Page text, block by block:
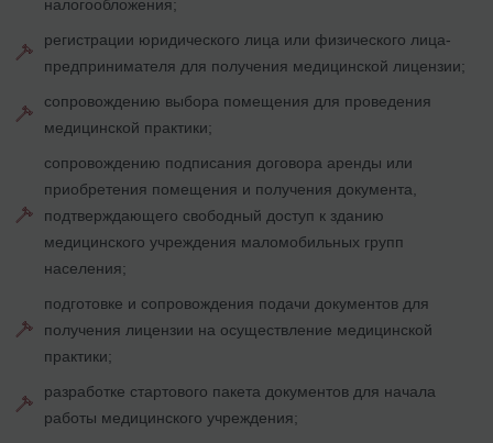
налогообложения;
регистрации юридического лица или физического лица-
предпринимателя для получения медицинской лицензии;
сопровождению выбора помещения для проведения
медицинской практики;
сопровождению подписания договора аренды или
приобретения помещения и получения документа,
подтверждающего свободный доступ к зданию
медицинского учреждения маломобильных групп
населения;
подготовке и сопровождения подачи документов для
получения лицензии на осуществление медицинской
практики;
разработке стартового пакета документов для начала
работы медицинского учреждения;